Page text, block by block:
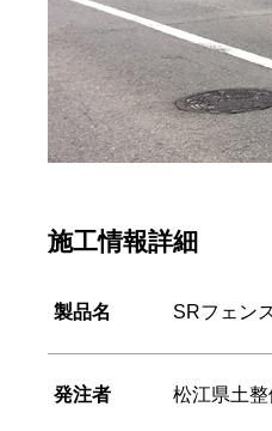
施工情報詳細
製品名 SRフェン
発注者 松江県土